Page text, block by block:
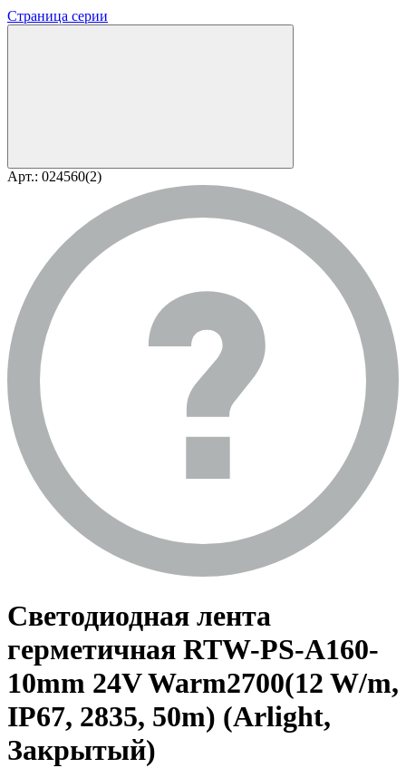
Страница серии
Арт.: 024560(2)
Светодиодная лента
герметичная RTW-PS-A160-
10mm 24V Warm2700(12 W/m,
IP67, 2835, 50m) (Arlight,
Закрытый)